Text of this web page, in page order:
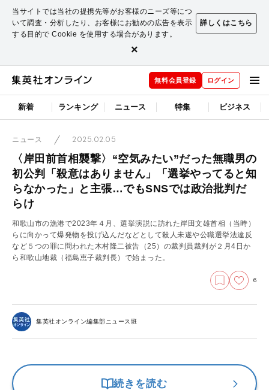
当サイトでは当社の提携先等がお客様のニーズ等につ
いて調査・分析したり、お客様にお勧めの広告を表示
する目的で Cookie を使用する場合があります。
詳しくはこちら
×
無料会員登録 ログイン
新着 ランキング ニュース 特集 ビジネス
ニュース 2025.02.05
〈岸田前首相襲撃〉“空気みたい”だった無職男の
初公判「殺意はありません」「選挙やってると知
らなかった」と主張…でもSNSでは政治批判だ
らけ
和歌山市の漁港で2023年４月、選挙演説に訪れた岸田文雄首相（当時）
らに向かって爆発物を投げ込んだなどとして殺人未遂や公職選挙法違反
など５つの罪に問われた木村隆二被告（25）の裁判員裁判が２月4日か
ら和歌山地裁（福島恵子裁判長）で始まった。
6
集英社オンライン編集部ニュース班
続きを読む